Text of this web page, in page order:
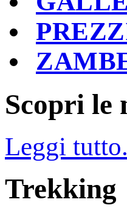
Scopri le
Leggi
Trekking